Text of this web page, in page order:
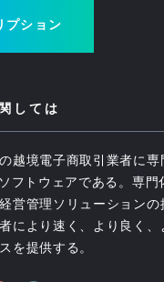
プション
しては
越境電子商取引業者に専
フトウェアである。専門
営管理ソリューションの
により速く、より良く、
を提供する。